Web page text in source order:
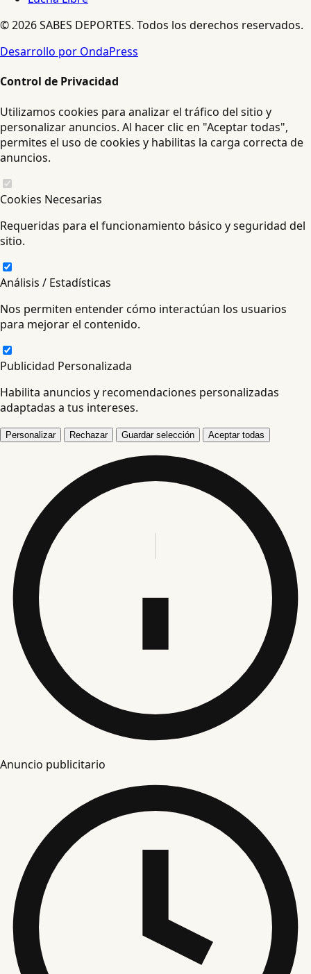
© 2026 SABES DEPORTES. Todos los derechos reservados.
Desarrollo por OndaPress
Control de Privacidad
Utilizamos cookies para analizar el tráfico del sitio y
personalizar anuncios. Al hacer clic en "Aceptar todas",
permites el uso de cookies y habilitas la carga correcta de
anuncios.
Cookies Necesarias
Requeridas para el funcionamiento básico y seguridad del
sitio.
Análisis / Estadísticas
Nos permiten entender cómo interactúan los usuarios
para mejorar el contenido.
Publicidad Personalizada
Habilita anuncios y recomendaciones personalizadas
adaptadas a tus intereses.
Personalizar Rechazar Guardar selección Aceptar todas
Anuncio publicitario